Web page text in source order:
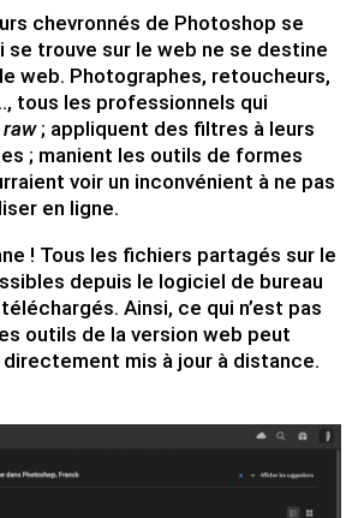
chevronnés de Photoshop se
se trouve sur le web ne se destine
web. Photographes, retoucheurs,
tous les professionnels qui
; appliquent des filtres à leurs
; manient les outils de formes
voir un inconvénient à ne pas
en ligne.
! Tous les fichiers partagés sur le
depuis le logiciel de bureau
Ainsi, ce qui n’est pas
outils de la version web peut
directement mis à jour à distance.